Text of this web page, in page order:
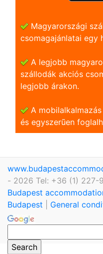
Magyarországi
csomagajánlatai egy
A legjobb
szállodák akciós
legjobb árakon.
A
és egyszerũen
- 2026 Tel: +36 (1) 227-
Budapest
Budapest
General